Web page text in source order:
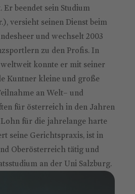
Er beendet sein Studium
versieht seinen Dienst beim
und wechselt 2003
zu den Profis. In
konnte er mit seiner
Kuntner kleine und große
an Welt– und
für österreich in den Jahren
Lohn für die jahrelange harte
seine Gerichtspraxis, ist in
Oberösterreich tätig und
an der Uni Salzburg.